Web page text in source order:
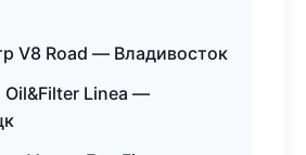
V8 Road — Владивосток
Oil&Filter Linea —